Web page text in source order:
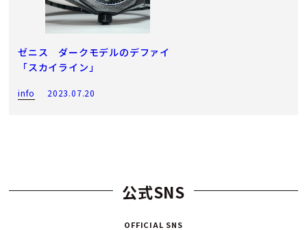
ゼニス ダークモデルのデファイ
「スカイライン」
info 2023.07.20
公式SNS
OFFICIAL SNS